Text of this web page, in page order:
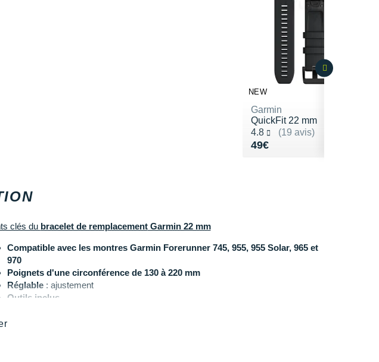
clés du bracelet de remplacementGarmin 22 mm
Compatible avec les montres Garmin Forerunner 745, 955, 955 Solar, 965 et
970
Poignets d'une circonférence de 130 à 220 mm
Réglable : ajustement
Outils inclus
produits
NEW
Garmin
QuickFit 22 mm
4.8
(19 avis)
Noté 4.8 sur 5
49€
Vendu 49€